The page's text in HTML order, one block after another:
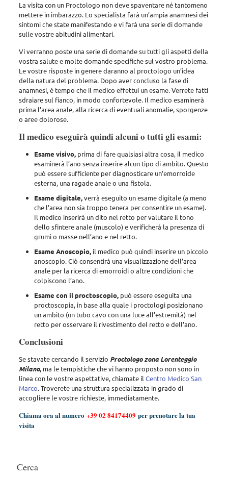
La visita con un Proctologo non deve spaventare né tantomeno
mettere in imbarazzo. Lo specialista farà un’ampia anamnesi dei
sintomi che state manifestando e vi farà una serie di domande
sulle vostre abitudini alimentari.
Vi verranno poste una serie di domande su tutti gli aspetti della
vostra salute e molte domande specifiche sul vostro problema.
Le vostre risposte in genere daranno al proctologo un’idea
della natura del problema. Dopo aver concluso la fase di
anamnesi, è tempo che il medico effettui un esame. Verrete fatti
sdraiare sul fianco, in modo confortevole. Il medico esaminerà
prima l’area anale, alla ricerca di eventuali anomalie, sporgenze
o aree dolorose.
Il medico eseguirà quindi alcuni o tutti gli esami:
Esame visivo, prima di fare qualsiasi altra cosa, il medico
esaminerà l’ano senza inserire alcun tipo di ambito. Questo
può essere sufficiente per diagnosticare un’emorroide
esterna, una ragade anale o una fistola.
Esame digitale,verrà eseguito un esame digitale (a meno
che l’area non sia troppo tenera per consentire un esame).
Il medico inserirà un dito nel retto per valutare il tono
dello sfintere anale (muscolo) e verificherà la presenza di
grumi o masse nell’ano e nel retto.
Esame Anoscopio, il medico può quindi inserire un piccolo
anoscopio. Ciò consentirà una visualizzazione dell’area
anale per la ricerca di emorroidi o altre condizioni che
colpiscono l’ano.
Esame con il proctoscopio, può essere eseguita una
proctoscopia, in base alla quale i proctologi posizionano
un ambito (un tubo cavo con una luce all’estremità) nel
retto per osservare il rivestimento del retto e dell’ano.
Conclusioni
Se stavate cercando il servizio Proctologo zona Lorenteggio
Milano, ma le tempistiche che vi hanno proposto non sono in
linea con le vostre aspettative, chiamate il Centro Medico San
Marco. Troverete una struttura specializzata in grado di
accogliere le vostre richieste, immediatamente.
Chiama ora al numero +39 02 84174409per prenotare la tua
visita
Cerca